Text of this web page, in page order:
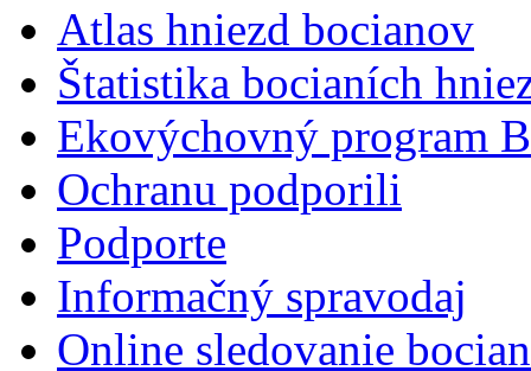
Atlas hniezd bocianov
Štatistika bocianích
Ekovýchovný program
Ochranu podporili
Podporte
Informačný spravodaj
Online sledovanie